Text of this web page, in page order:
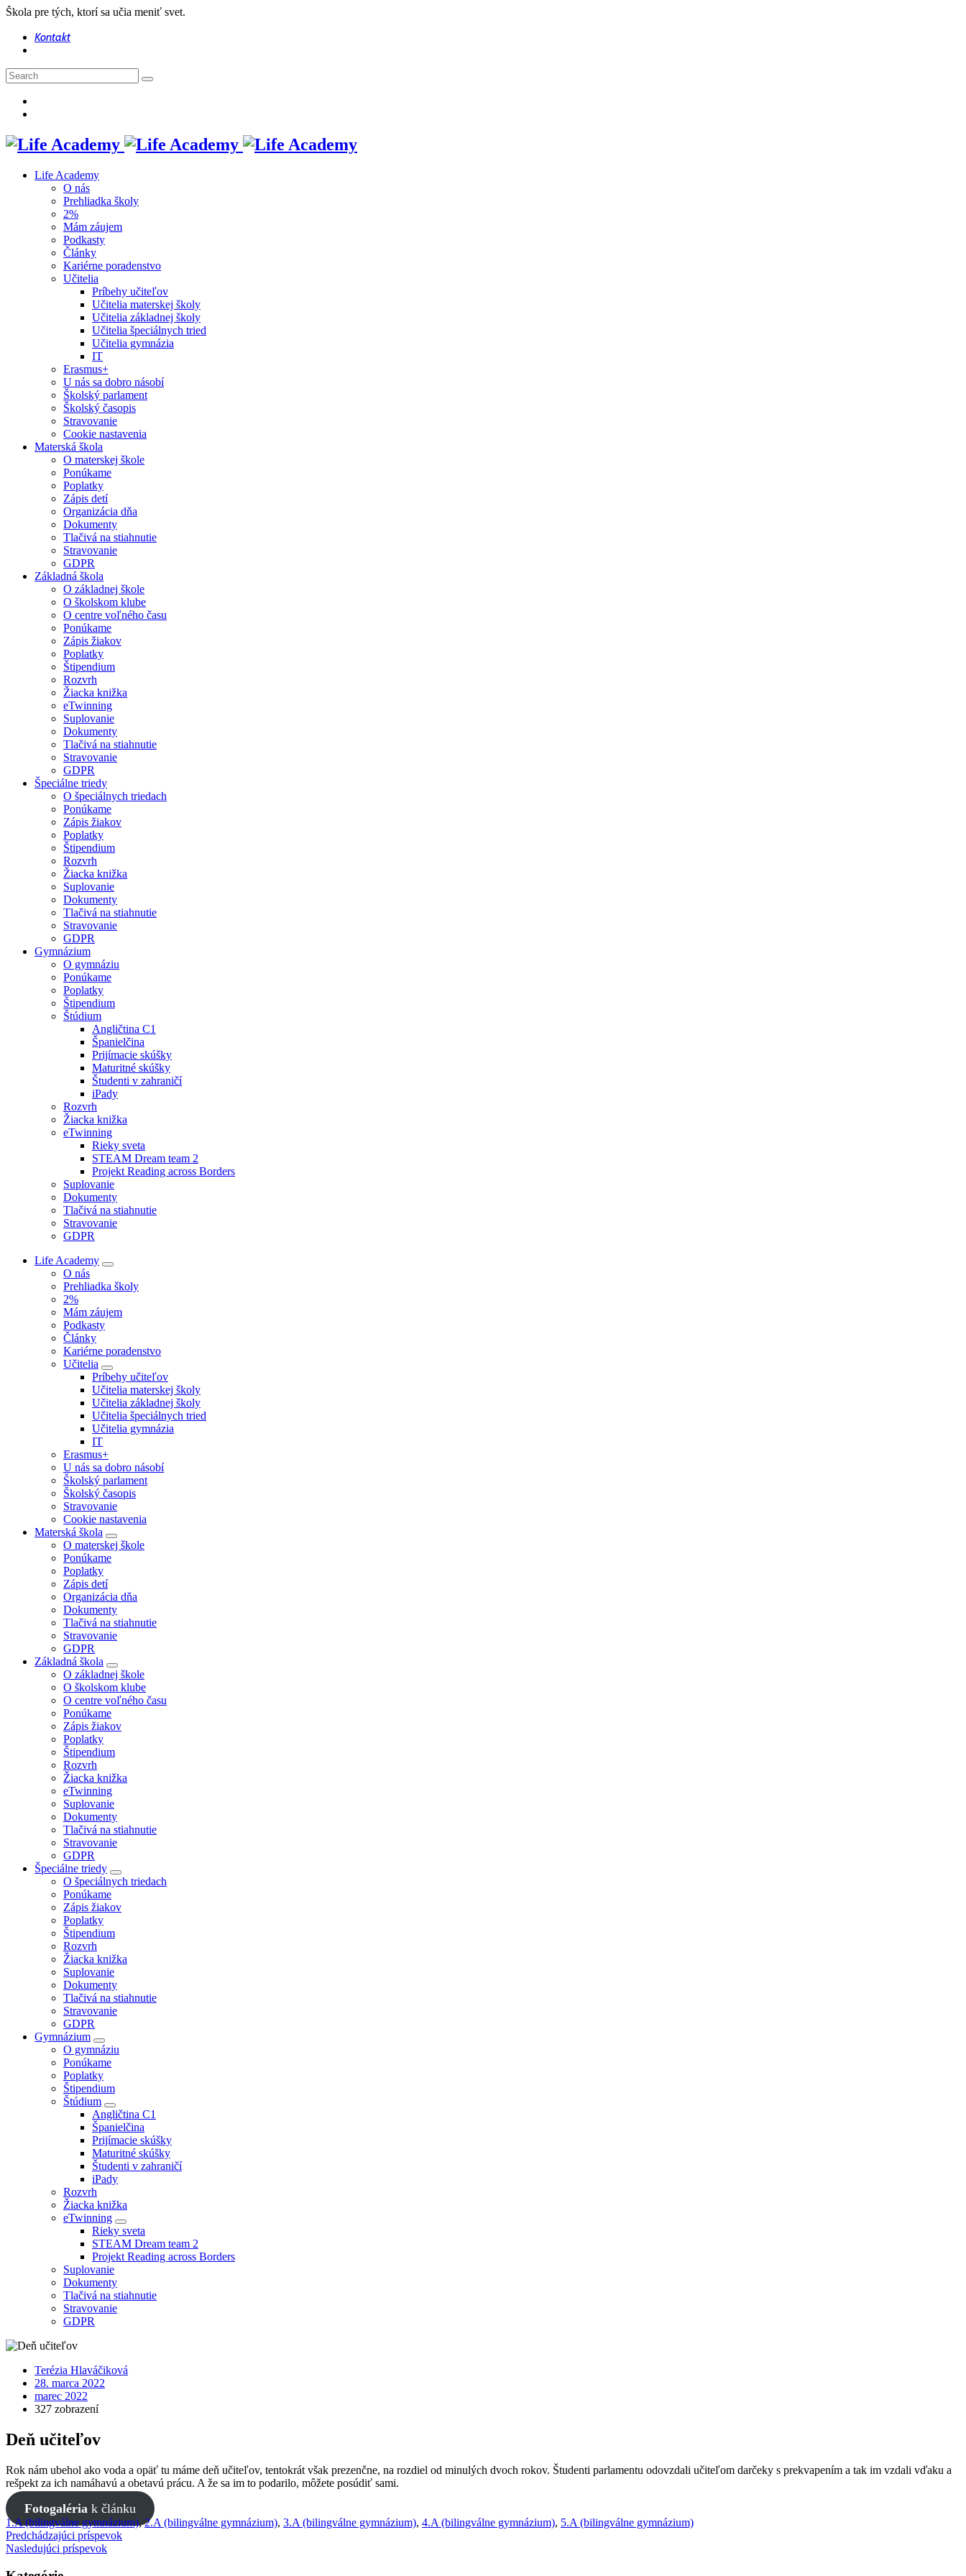
Škola pre tých, ktorí sa učia meniť svet.
Kontakt
Life Academy
O nás
Prehliadka školy
2%
Mám záujem
Podkasty
Články
Kariérne poradenstvo
Učitelia
Príbehy učiteľov
Učitelia materskej školy
Učitelia základnej školy
Učitelia špeciálnych tried
Učitelia gymnázia
IT
Erasmus+
U nás sa dobro násobí
Školský parlament
Školský časopis
Stravovanie
Cookie nastavenia
Materská škola
O materskej škole
Ponúkame
Poplatky
Zápis detí
Organizácia dňa
Dokumenty
Tlačivá na stiahnutie
Stravovanie
GDPR
Základná škola
O základnej škole
O školskom klube
O centre voľného času
Ponúkame
Zápis žiakov
Poplatky
Štipendium
Rozvrh
Žiacka knižka
eTwinning
Suplovanie
Dokumenty
Tlačivá na stiahnutie
Stravovanie
GDPR
Špeciálne triedy
O špeciálnych triedach
Ponúkame
Zápis žiakov
Poplatky
Štipendium
Rozvrh
Žiacka knižka
Suplovanie
Dokumenty
Tlačivá na stiahnutie
Stravovanie
GDPR
Gymnázium
O gymnáziu
Ponúkame
Poplatky
Štipendium
Štúdium
Angličtina C1
Španielčina
Prijímacie skúšky
Maturitné skúšky
Študenti v zahraničí
iPady
Rozvrh
Žiacka knižka
eTwinning
Rieky sveta
STEAM Dream team 2
Projekt Reading across Borders
Suplovanie
Dokumenty
Tlačivá na stiahnutie
Stravovanie
GDPR
Life Academy
O nás
Prehliadka školy
2%
Mám záujem
Podkasty
Články
Kariérne poradenstvo
Učitelia
Príbehy učiteľov
Učitelia materskej školy
Učitelia základnej školy
Učitelia špeciálnych tried
Učitelia gymnázia
IT
Erasmus+
U nás sa dobro násobí
Školský parlament
Školský časopis
Stravovanie
Cookie nastavenia
Materská škola
O materskej škole
Ponúkame
Poplatky
Zápis detí
Organizácia dňa
Dokumenty
Tlačivá na stiahnutie
Stravovanie
GDPR
Základná škola
O základnej škole
O školskom klube
O centre voľného času
Ponúkame
Zápis žiakov
Poplatky
Štipendium
Rozvrh
Žiacka knižka
eTwinning
Suplovanie
Dokumenty
Tlačivá na stiahnutie
Stravovanie
GDPR
Špeciálne triedy
O špeciálnych triedach
Ponúkame
Zápis žiakov
Poplatky
Štipendium
Rozvrh
Žiacka knižka
Suplovanie
Dokumenty
Tlačivá na stiahnutie
Stravovanie
GDPR
Gymnázium
O gymnáziu
Ponúkame
Poplatky
Štipendium
Štúdium
Angličtina C1
Španielčina
Prijímacie skúšky
Maturitné skúšky
Študenti v zahraničí
iPady
Rozvrh
Žiacka knižka
eTwinning
Rieky sveta
STEAM Dream team 2
Projekt Reading across Borders
Suplovanie
Dokumenty
Tlačivá na stiahnutie
Stravovanie
GDPR
Terézia Hlaváčiková
28. marca 2022
marec 2022
327 zobrazení
Deň učiteľov
Rok nám ubehol ako voda a opäť tu máme deň učiteľov, tentokrát však prezenčne, na rozdiel od minulých dvoch rokov. Študenti parlamentu odovzdali učiteľom darčeky s prekvapením a tak im vzdali vďaku a
rešpekt za ich namáhavú a obetavú prácu. A že sa im to podarilo, môžete posúdiť sami.
Fotogaléria k článku
1.A (bilingválne gymnázium),2.A (bilingválne gymnázium), 3.A (bilingválne gymnázium), 4.A (bilingválne gymnázium), 5.A (bilingválne gymnázium)
Predchádzajúci príspevok
Nasledujúci príspevok